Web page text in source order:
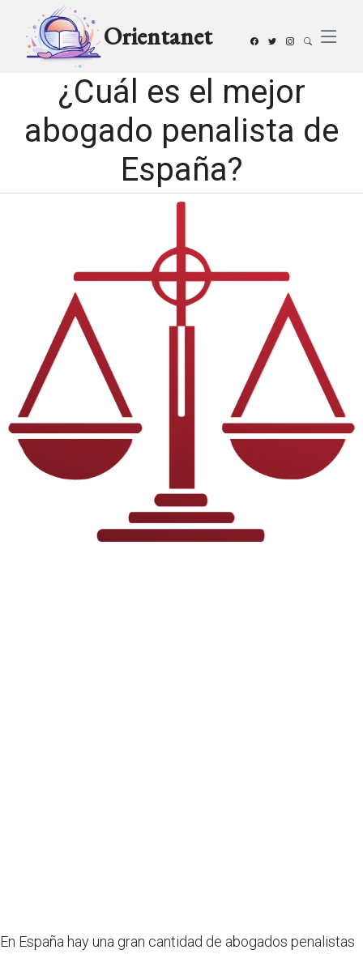
Orientanet
¿Cuál es el mejor
abogado penalista de
España?
En España hay una gran cantidad de abogados penalistas